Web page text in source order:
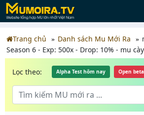
Trang chủ Danh sách Mu Mới Ra
Season 6 - Exp: 500x - Drop: 10% - mu
Lọc theo: Alpha Test hôm nay Open